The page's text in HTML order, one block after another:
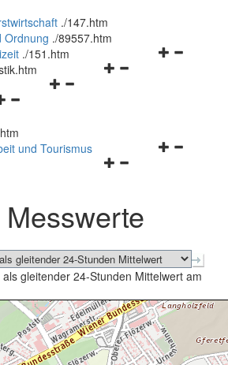
./147.htm
Ordnung ./89557.htm
Navigationsmenü
./151.htm
Navigationsmenü
Navigationsmenü
schließen
und Tourismus
als gleitender 24-Stunden Mittelwert am